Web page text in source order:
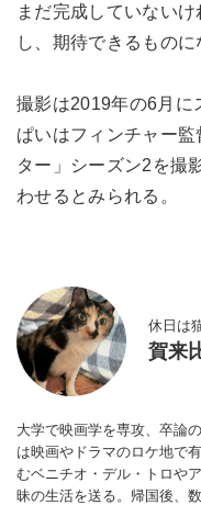
まだ完成していない
し、期待できるものに
撮影は2019年の6月に
ぱいはフィンチャー
ター」シーズン2を撮
わせるとみられる。
休日は
賀来
大学で映画学を専攻、卒論
は映画やドラマのロケ地で
むベニチオ・デル・トロや
昧の生活を送る。帰国後、